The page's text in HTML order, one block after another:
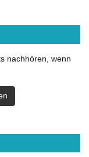
nachhören, wenn